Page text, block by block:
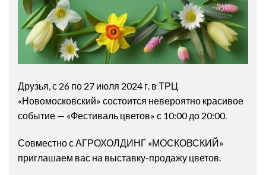
Друзья, с 26 по 27 июля 2024 г. в ТРЦ
«Новомосковский» состоится невероятно красивое
событие — «Фестиваль цветов» с 10:00 до 20:00.
Совместно с АГРОХОЛДИНГ «МОСКОВСКИЙ»
приглашаем вас на выставку-продажу цветов.